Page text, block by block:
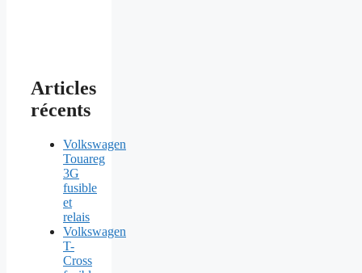
Articles
récents
Volkswagen
Touareg
3G
fusible
et
relais
Volkswagen
T-
Cross